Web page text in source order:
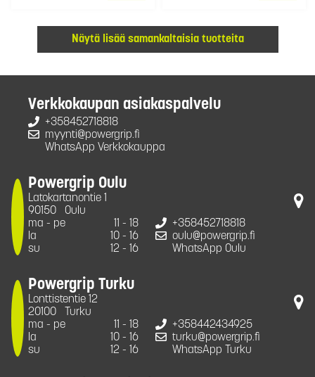
Näytä lisää samankaltaisia tuotteita
Verkkokaupan asiakaspalvelu
+358452718818
myynti@powergrip.fi
WhatsApp Verkkokauppa
Powergrip Oulu
Latokartanontie 1
90150
Oulu
ma - pe
11 - 18
la
10 - 16
su
12 - 16
+358452718818
oulu@powergrip.fi
WhatsApp Oulu
Powergrip Turku
Lonttistentie 12
20100
Turku
ma - pe
11 - 18
la
10 - 16
su
12 - 16
+358442434925
turku@powergrip.fi
WhatsApp Turku